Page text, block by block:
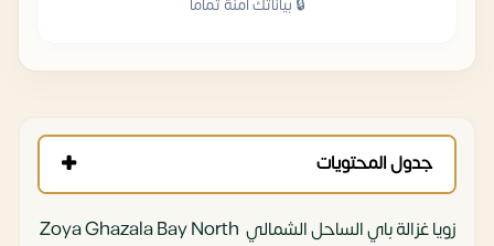
🔒 بياناتك آمنة تماماً
جدول المحتويات
زويا غزالة باي الساحل الشمالي Zoya Ghazala Bay North